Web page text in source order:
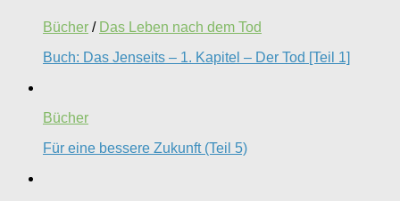
Bücher / Das Leben nach dem Tod
Buch: Das Jenseits – 1. Kapitel – Der Tod [Teil 1]
Bücher
Für eine bessere Zukunft (Teil 5)